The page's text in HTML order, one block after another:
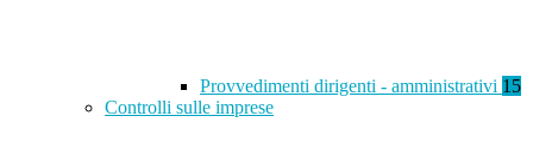
Provvedimenti dirigenti - amministrativi 15
Controlli sulle imprese